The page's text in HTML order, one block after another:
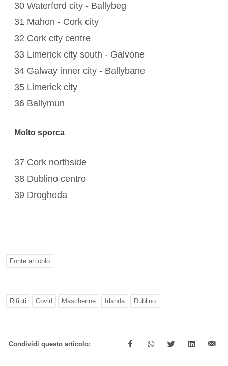
30 Waterford city - Ballybeg
31 Mahon - Cork city
32 Cork city centre
33 Limerick city south - Galvone
34 Galway inner city - Ballybane
35 Limerick city
36 Ballymun
Molto sporca
37 Cork northside
38 Dublino centro
39 Drogheda
Fonte articolo
Rifiuti Covid Mascherine Irlanda Dublino
Condividi questo articolo: